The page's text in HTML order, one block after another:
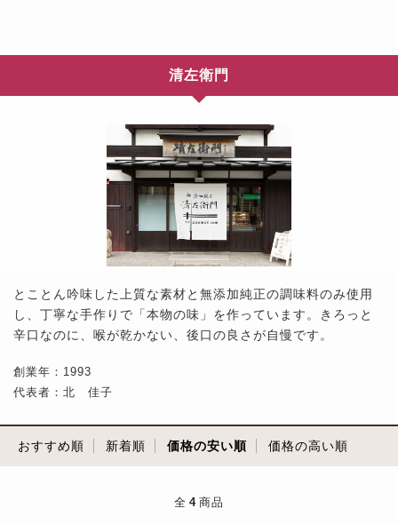
清左衛門
とことん吟味した上質な素材と無添加純正の調味料のみ使用
し、丁寧な手作りで「本物の味」を作っています。きろっと
辛口なのに、喉が乾かない、後口の良さが自慢です。
創業年：1993
代表者：北 佳子
おすすめ順 新着順 価格の安い順 価格の高い順
全 4 商品